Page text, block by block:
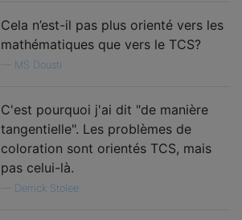
Cela n’est-il pas plus orienté vers les
mathématiques que vers le TCS?
MS Dousti
C'est pourquoi j'ai dit "de manière
tangentielle". Les problèmes de
coloration sont orientés TCS, mais
pas celui-là.
Derrick Stolee